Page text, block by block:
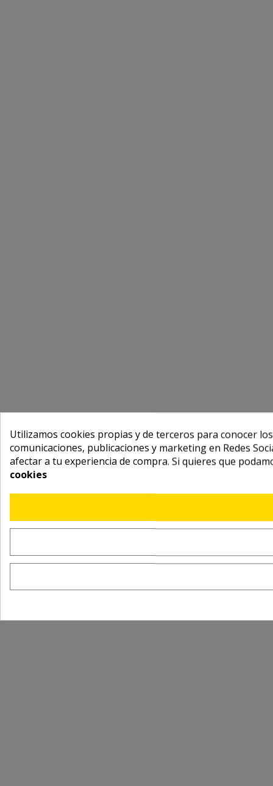
Utilizamos cookies propias y de terceros para conocer
comunicaciones, publicaciones y marketing en Redes
afectar a tu experiencia de compra. Si quieres que
cookies